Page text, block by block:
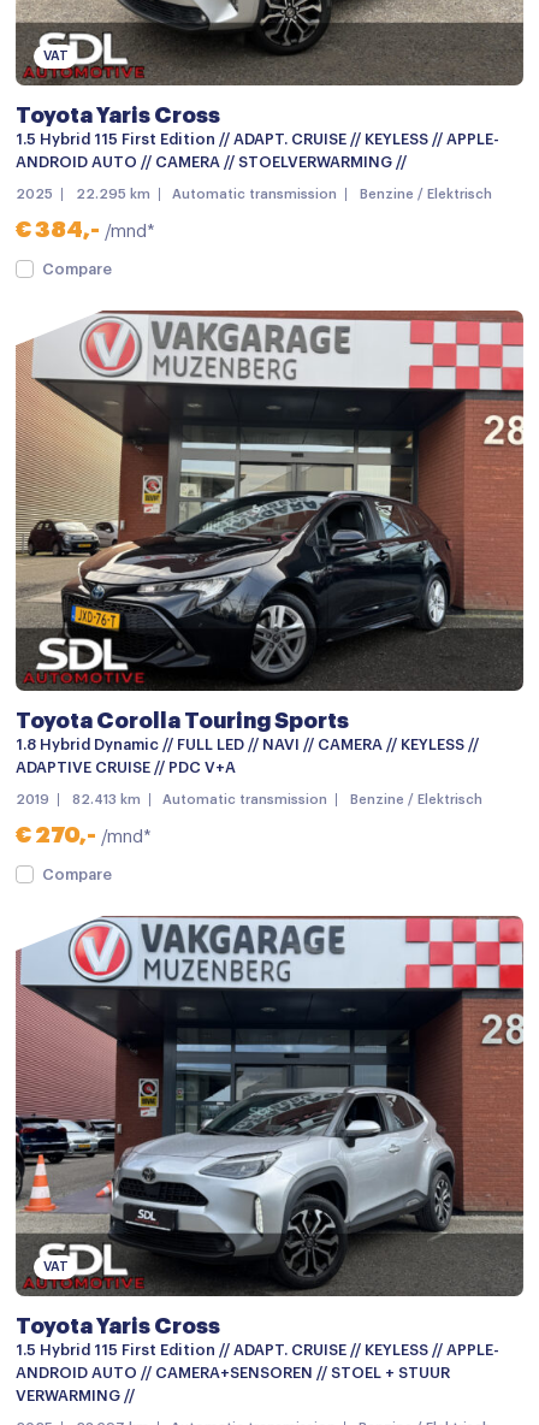
Dimlichten automatisch
Getint glas
Keyless entry
LED achterlichten
LED dagrijverlichting
LED koplampen
Lichtmetalen velgen
Lichtmetalen velgen 17"
Mistlampen
Achteruitrijcamera
Android auto
Apple carplay
Bluetooth telefoonvoorbereiding
Multimedia-voorbereiding
Multimedia systeem
Navigatie
Navigatiesysteem full map
Airco met elektronische regeling
Armsteun
Armsteun voor
Bestuurdersstoel in hoogte verstelbaar
Binnenspiegel automatisch dimmend
Climate control
Cruisecontrol
Cruise control adaptief
Elektrisch bedienbare spiegels
Elektrische ramen achter
Elektrische ramen voor
Keyless start
VAT
Toyota Yaris Cross
1.5 Hybrid 115 First Edition // ADAPT. CRUISE // KEYLESS // APPLE-
ANDROID AUTO // CAMERA // STOELVERWARMING //
2025 22.295 km Automatic transmission Benzine / Elektrisch
€ 384,- /mnd*
Compare
Toyota Corolla Touring Sports
1.8 Hybrid Dynamic // FULL LED // NAVI // CAMERA // KEYLESS //
ADAPTIVE CRUISE // PDC V+A
2019 82.413 km Automatic transmission Benzine / Elektrisch
€ 270,- /mnd*
Compare
VAT
Toyota Yaris Cross
1.5 Hybrid 115 First Edition // ADAPT. CRUISE // KEYLESS // APPLE-
ANDROID AUTO // CAMERA+SENSOREN // STOEL + STUUR
VERWARMING //